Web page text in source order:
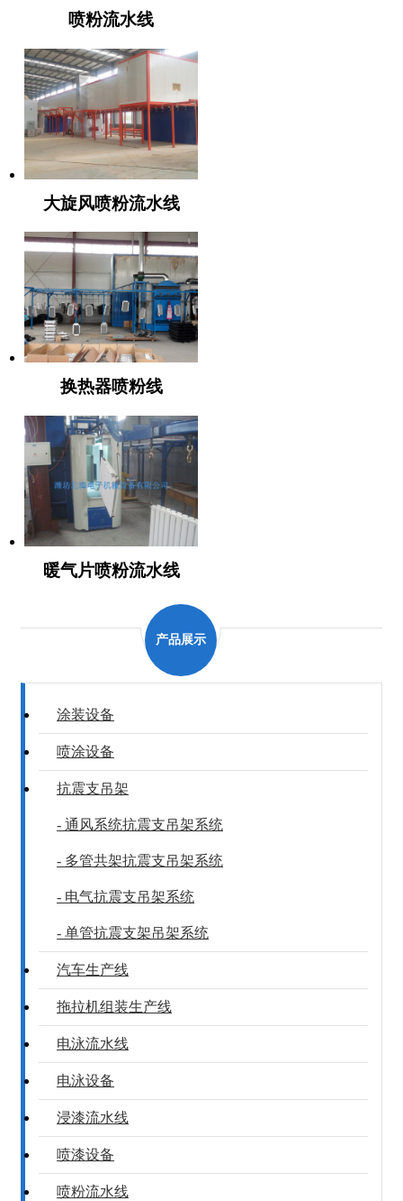
喷粉流水线
大旋风喷粉流水线
换热器喷粉线
暖气片喷粉流水线
产品展示
涂装设备
喷涂设备
抗震支吊架
- 通风系统抗震支吊架系统
- 多管共架抗震支吊架系统
- 电气抗震支吊架系统
- 单管抗震支架吊架系统
汽车生产线
拖拉机组装生产线
电泳流水线
电泳设备
浸漆流水线
喷漆设备
喷粉流水线